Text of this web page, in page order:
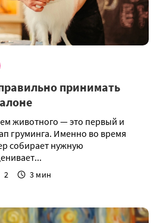
принимать
животного — это первый и
груминга. Именно во время
собирает нужную
2 3 мин